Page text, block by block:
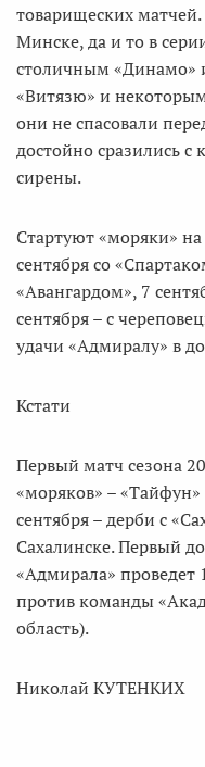
товарищеских
Минске, да и то в
столичным «Динамо»
«Витязю» и
они не спасовали
достойно сразились
сирены.
Стартуют «моряки»
сентября со
«Авангардом», 7
сентября – с
удачи «Адмиралу» в
Кстати
Первый матч сезона
«моряков» –
сентября – дерби с
Сахалинске. Первый
«Адмирала» проведет
против команды
область).
Николай КУТЕНКИХ